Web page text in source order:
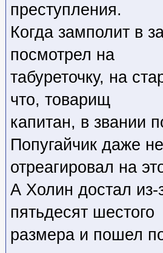
преступления.
Когда замполит в
посмотрел на
табуреточку, на
что, товарищ
капитан, в звании
Попугайчик даже не
отреагировал на
А Холин достал
пятьдесят шестого
размера и пошел